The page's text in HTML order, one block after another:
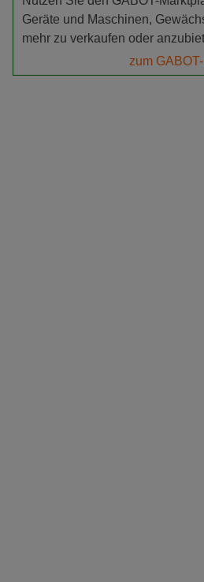
Geräte und Maschinen,
mehr zu verkaufen oder
zum